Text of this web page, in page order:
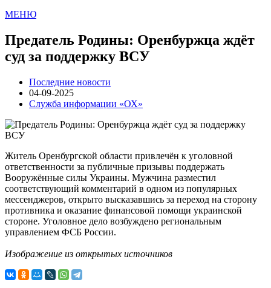
МЕНЮ
Предатель Родины: Оренбуржца ждёт
суд за поддержку ВСУ
Последние новости
04-09-2025
Служба информации «ОХ»
Житель Оренбургской области привлечён к уголовной
ответственности за публичные призывы поддержать
Вооружённые силы Украины. Мужчина разместил
соответствующий комментарий в одном из популярных
мессенджеров, открыто высказавшись за переход на сторону
противника и оказание финансовой помощи украинской
стороне. Уголовное дело возбуждено региональным
управлением ФСБ России.
Изображение из открытых источников